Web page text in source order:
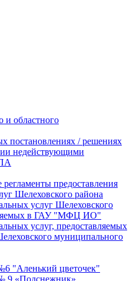
и областного
постановлениях / решениях
недействующими
предоставления
Шелеховского района
услуг Шелеховского
в ГАУ "МФЦ ИО"
услуг, предоставляемых
муниципального
"Аленький цветочек"
9 «Подснежник»